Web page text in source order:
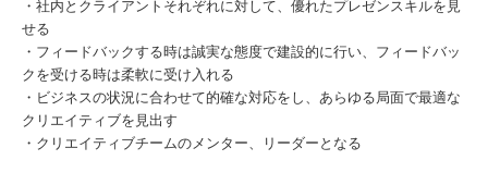
・社内とクライアントそれぞれに対して、優れたプレゼンスキルを見
せる
・フィードバックする時は誠実な態度で建設的に行い、フィードバッ
クを受ける時は柔軟に受け入れる
・ビジネスの状況に合わせて的確な対応をし、あらゆる局面で最適な
クリエイティブを見出す
・クリエイティブチームのメンター、リーダーとなる